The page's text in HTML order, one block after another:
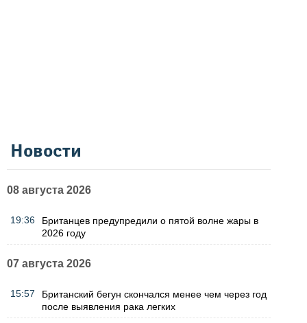
Новости
08 августа 2026
19:36
Британцев предупредили о пятой волне жары в
2026 году
07 августа 2026
15:57
Британский бегун скончался менее чем через год
после выявления рака легких